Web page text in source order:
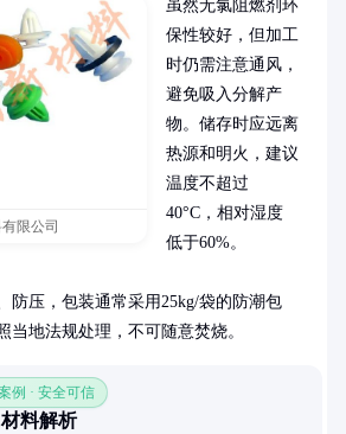
限公司
虽然无氯阻燃剂环
保性较好，但加工
时仍需注意通风，
避免吸入分解产
物。储存时应远离
热源和明火，建议
温度不超过
40°C，相对湿度
低于60%。
防压，包装通常采用25kg/袋的防潮包
当地法规处理，不可随意焚烧。
例 · 安全可信
料解析